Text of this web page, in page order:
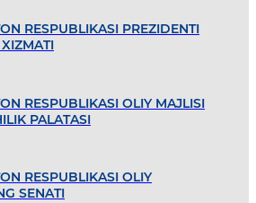
RESPUBLIKASI PREZIDENTI
RESPUBLIKASI OLIY MAJLISI
PALATASI
RESPUBLIKASI OLIY
SENATI